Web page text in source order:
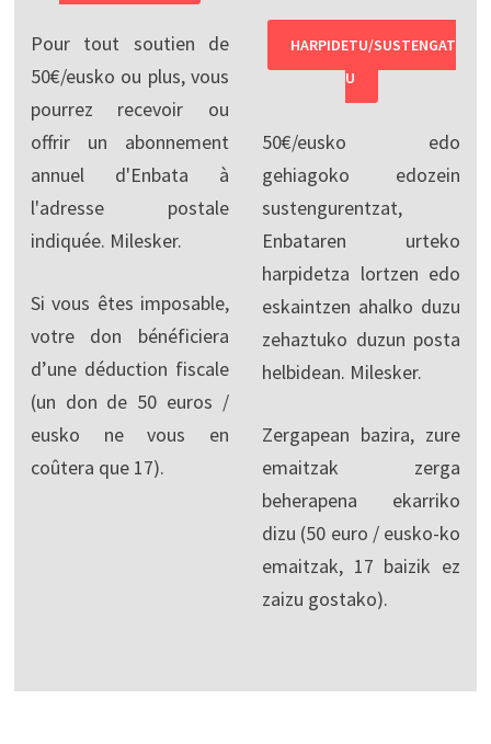
Pour tout soutien de
50€/eusko ou plus, vous
pourrez recevoir ou
offrir un abonnement
annuel d'Enbata à
l'adresse postale
indiquée. Milesker.
Si vous êtes imposable,
votre don bénéficiera
d’une déduction fiscale
(un don de 50 euros /
eusko ne vous en
coûtera que 17).
HARPIDETU/SUSTENGAT
U
50€/eusko edo
gehiagoko edozein
sustengurentzat,
Enbataren urteko
harpidetza lortzen edo
eskaintzen ahalko duzu
zehaztuko duzun posta
helbidean. Milesker.
Zergapean bazira, zure
emaitzak zerga
beherapena ekarriko
dizu (50 euro / eusko-ko
emaitzak, 17 baizik ez
zaizu gostako).